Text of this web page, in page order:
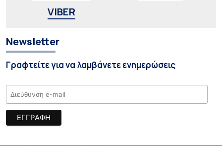
VIBER
Newsletter
Γραφτείτε για να λαμβάνετε ενημερώσεις